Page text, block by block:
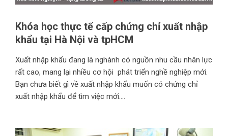
Khóa học thực tế cấp chứng chỉ xuất nhập
khẩu tại Hà Nội và tpHCM
Xuất nhập khẩu đang là nghành có nguồn nhu cầu nhân lực
rất cao, mang lại nhiều cơ hội phát triển nghề nghiệp mới.
Bạn chưa biết gì về xuất nhập khẩu muốn có chứng chỉ
xuất nhập khẩu để tìm việc mới....